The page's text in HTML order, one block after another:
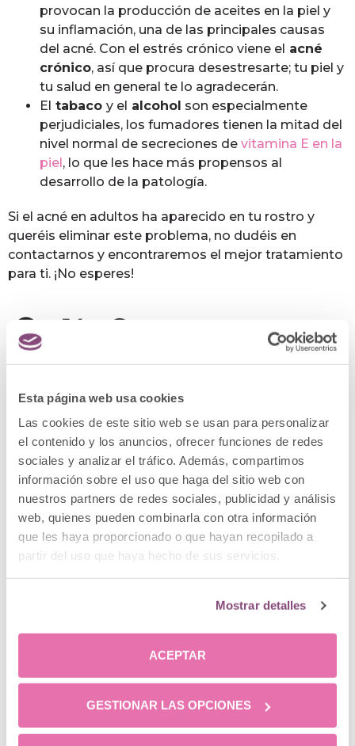
Esta página web usa cookies
Las cookies de este sitio web se usan para personalizar
el contenido y los anuncios, ofrecer funciones de redes
sociales y analizar el tráfico. Además, compartimos
información sobre el uso que haga del sitio web con
nuestros partners de redes sociales, publicidad y análisis
web, quienes pueden combinarla con otra información
que les haya proporcionado o que hayan recopilado a
partir del uso que haya hecho de sus servicios.
Mostrar detalles
ACEPTAR
GESTIONAR LAS OPCIONES
provocan la producción de aceites en la piel y
su inflamación, una de las principales causas
del acné. Con el estrés crónico viene el acné
crónico, así que procura desestresarte; tu piel y
tu salud en general te lo agradecerán.
El tabaco y el alcohol son especialmente
perjudiciales, los fumadores tienen la mitad del
nivel normal de secreciones de vitamina E en la
piel, lo que les hace más propensos al
desarrollo de la patología.
Si el acné en adultos ha aparecido en tu rostro y
queréis eliminar este problema, no dudéis en
contactarnos y encontraremos el mejor tratamiento
para ti. ¡No esperes!
Posts relacionados